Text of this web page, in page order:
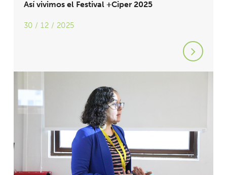
Así vivimos el Festival +Ciper 2025
30 / 12 / 2025